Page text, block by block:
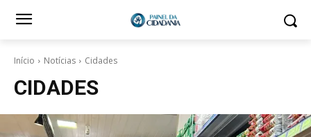
Início Notícias Cidades
CIDADES